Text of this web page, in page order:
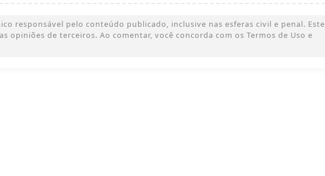
responsável pelo conteúdo publicado, inclusive nas esferas civil e penal. Este
opiniões de terceiros. Ao comentar, você concorda com os Termos de Uso e